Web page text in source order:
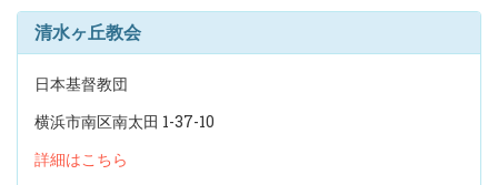
清水ヶ丘教会
日本基督教団
横浜市南区南太田 1-37-10
詳細はこちら